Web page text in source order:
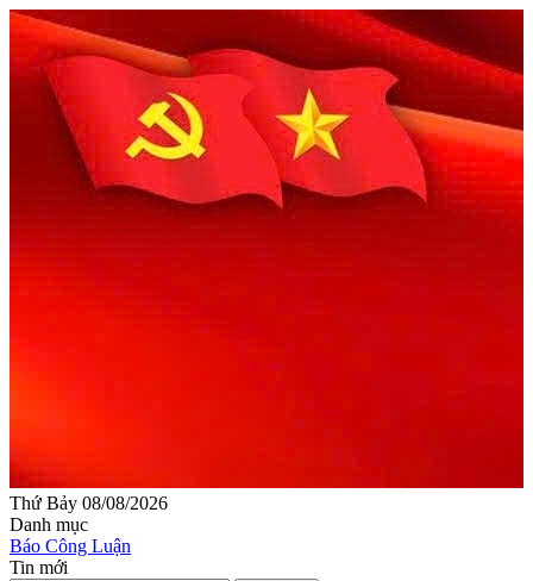
Thứ Bảy 08/08/2026
Danh mục
Báo Công Luận
Tin mới